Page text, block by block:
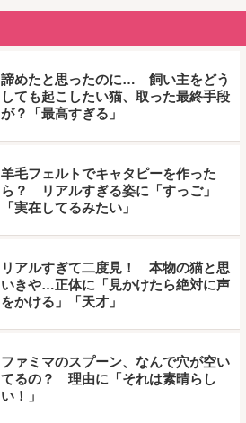
諦めたと思ったのに… 飼い主をどう
しても起こしたい猫、取った最終手段
が？「最高すぎる」
羊毛フェルトでキャタピーを作った
ら？ リアルすぎる姿に「すっご」
「実在してるみたい」
リアルすぎて二度見！ 本物の猫と思
いきや…正体に「見かけたら絶対に声
をかける」「天才」
ファミマのスプーン、なんで穴が空い
てるの？ 理由に「それは素晴らし
い！」